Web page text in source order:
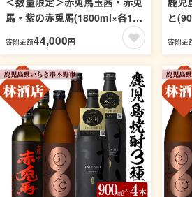
馬・紫の赤兎馬(1800ml×各1本
合計3本)人気の鹿児島芋焼酎を
飲み比べセット 鹿児島 鹿児島
特産 酒 焼酎 芋焼酎 飲み比べ
セット 1.8L 一升瓶【林酒店】
【99-023-48】
寄附金額44,000円
と
特
酒店
寄附金